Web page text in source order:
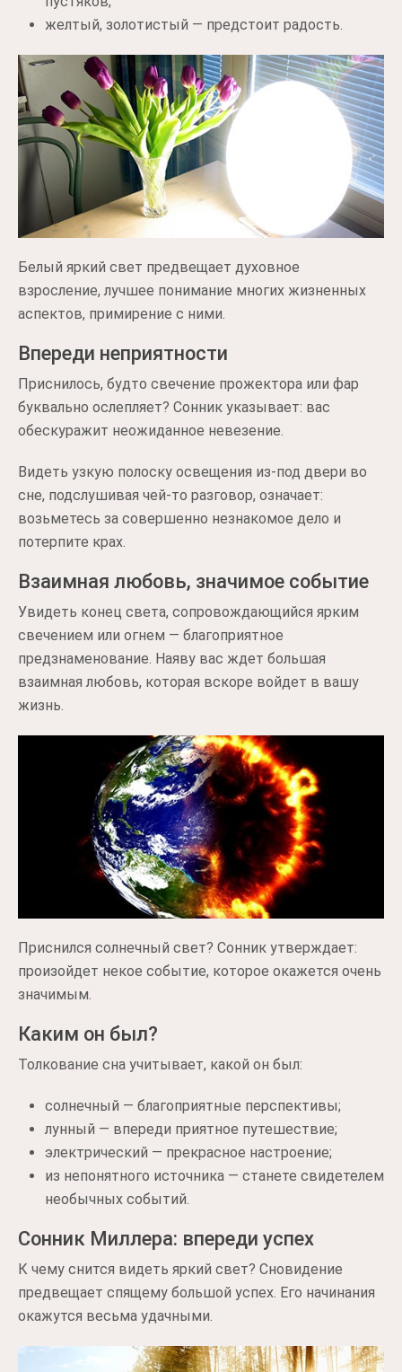
желтый, золотистый — предстоит радость.
Белый яркий свет предвещает духовное
взросление, лучшее понимание многих жизненных
аспектов, примирение с ними.
Впереди неприятности
Приснилось, будто свечение прожектора или фар
буквально ослепляет? Сонник указывает: вас
обескуражит неожиданное невезение.
Видеть узкую полоску освещения из-под двери во
сне, подслушивая чей-то разговор, означает:
возьметесь за совершенно незнакомое дело и
потерпите крах.
Взаимная любовь, значимое событие
Увидеть конец света, сопровождающийся ярким
свечением или огнем — благоприятное
предзнаменование. Наяву вас ждет большая
взаимная любовь, которая вскоре войдет в вашу
жизнь.
Приснился солнечный свет? Сонник утверждает:
произойдет некое событие, которое окажется очень
значимым.
Каким он был?
Толкование сна учитывает, какой он был:
солнечный — благоприятные перспективы;
лунный — впереди приятное путешествие;
электрический — прекрасное настроение;
из непонятного источника — станете свидетелем
необычных событий.
Сонник Миллера: впереди успех
К чему снится видеть яркий свет? Сновидение
предвещает спящему большой успех. Его начинания
окажутся весьма удачными.